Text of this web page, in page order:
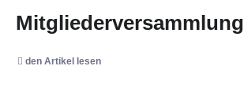
Mitgliederversammlung
den Artikel lesen